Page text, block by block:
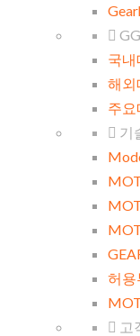
국내
해외
주요
기
허용
고